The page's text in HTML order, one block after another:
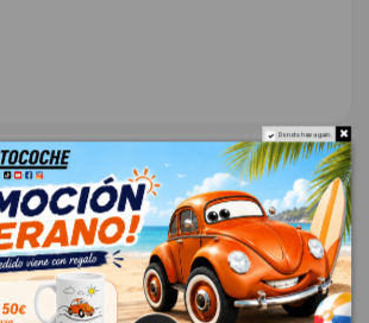
Do not show again.